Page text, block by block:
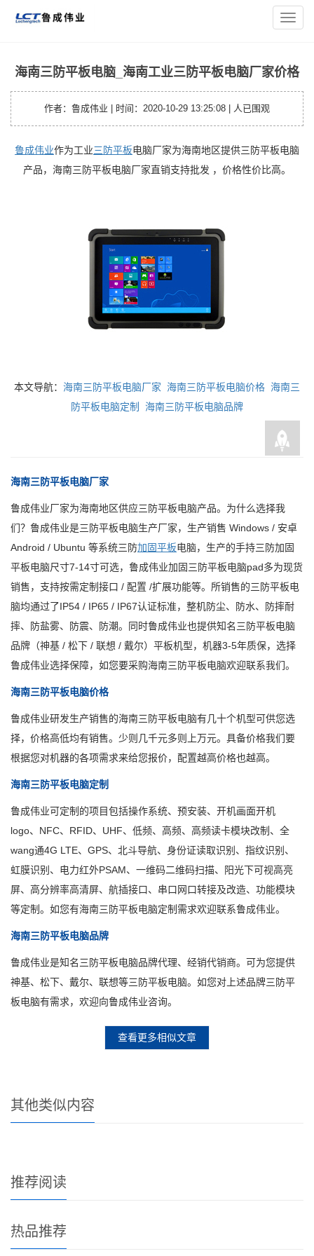
导
航
您的位置：主页
> 海南三防平板电脑_海南工业三防
海南三防平板电脑_海南工业三防平板电脑厂家价格
作者：鲁成伟业 | 时间：2020-10-29 13:25:08 | 人已围观
鲁成伟业作为工业三防平板电脑厂家为海南地区提供三防平板电脑
产品，海南三防平板电脑厂家直销支持批发 ，价格性价比高。
本文导航： 海南三防平板电脑厂家 海南三防平板电脑价格 海南三
防平板电脑定制
海南三防平板电脑品牌
海南三防平板电脑厂家
鲁成伟业厂家为海南地区供应三防平板电脑产品。为什么选择我
们？鲁成伟业是三防平板电脑生产厂家，生产销售 Windows / 安卓
Android / Ubuntu 等系统三防加固平板电脑，生产的手持三防加固
平板电脑尺寸7-14寸可选，鲁成伟业加固三防平板电脑pad多为现货
销售，支持按需定制接口 / 配置 /扩展功能等。所销售的三防平板电
脑均通过了IP54 / IP65 / IP67认证标准，整机防尘、防水、防摔耐
摔、防盐雾、防震、防潮。同时鲁成伟业也提供知名三防平板电脑
品牌（神基 / 松下 / 联想 / 戴尔）平板机型，机器3-5年质保，选择
鲁成伟业选择保障，如您要采购海南三防平板电脑欢迎联系我们。
海南三防平板电脑价格
鲁成伟业研发生产销售的海南三防平板电脑有几十个机型可供您选
择，价格高低均有销售。少则几千元多则上万元。具备价格我们要
根据您对机器的各项需求来给您报价，配置越高价格也越高。
海南三防平板电脑定制
鲁成伟业可定制的项目包括操作系统、预安装、开机画面开机
logo、NFC、RFID、UHF、低频、高频、高频读卡模块改制、全
wang通4G LTE、GPS、北斗导航、身份证读取识别、指纹识别、
虹膜识别、电力红外PSAM、一维码二维码扫描、阳光下可视高亮
屏、高分辨率高清屏、航插接口、串口网口转接及改造、功能模块
等定制。如您有海南三防平板电脑定制需求欢迎联系鲁成伟业。
海南三防平板电脑品牌
鲁成伟业是知名三防平板电脑品牌代理、经销代销商。可为您提供
神基、松下、戴尔、联想等三防平板电脑。如您对上述品牌三防平
板电脑有需求，欢迎向鲁成伟业咨询。
查看更多相似文章
其他类似内容
推荐阅读
热品推荐